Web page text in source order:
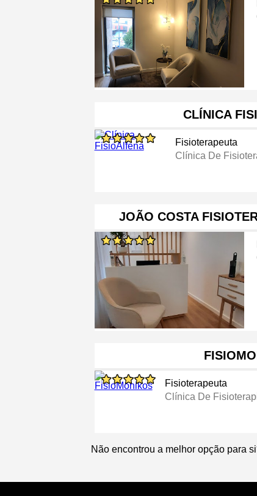
CLÍNICA
Fisioterapeuta
Clínica De
JOÃO COSTA
Fisioterapeuta
Clínica De
Não encontrou a melhor opção para